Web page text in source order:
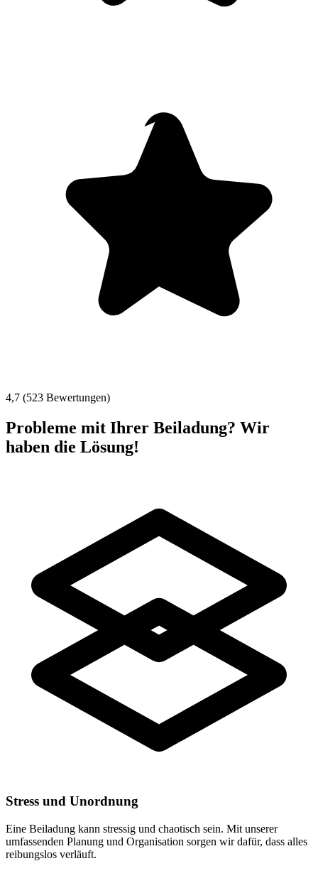
4,7 (523 Bewertungen)
Probleme mit Ihrer Beiladung? Wir
haben die Lösung!
Stress und Unordnung
Eine Beiladung kann stressig und chaotisch sein. Mit unserer
umfassenden Planung und Organisation sorgen wir dafür, dass alles
reibungslos verläuft.